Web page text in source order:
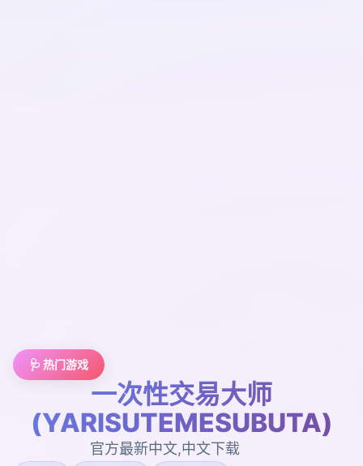
🩺 热门游戏
一次性交易大师
(YARISUTEMESUBUTA)
官方最新中文,中文下载